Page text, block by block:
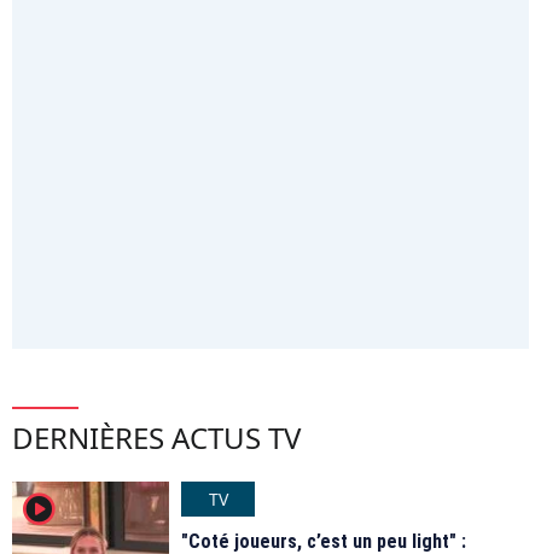
DERNIÈRES ACTUS TV
player2
TV
"Coté joueurs, c’est un peu light" :